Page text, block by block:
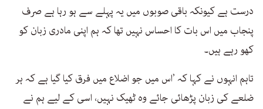
درست ہے کیونکہ باقی صوبوں میں یہ پہلے سے ہو رہا ہے صرف
پنجاب میں اس بات کا احساس نہیں تھا کہ ہم اپنی مادری زبان کو
کھو رہے ہیں۔
تاہم انہوں نے کہا کہ ’اس میں جو اضلاع میں فرق کیا گیا ہے کہ ہر
ضلعے کی زبان پڑھائی جائے وہ ٹھیک نہیں، اسی کے لیے ہم نے